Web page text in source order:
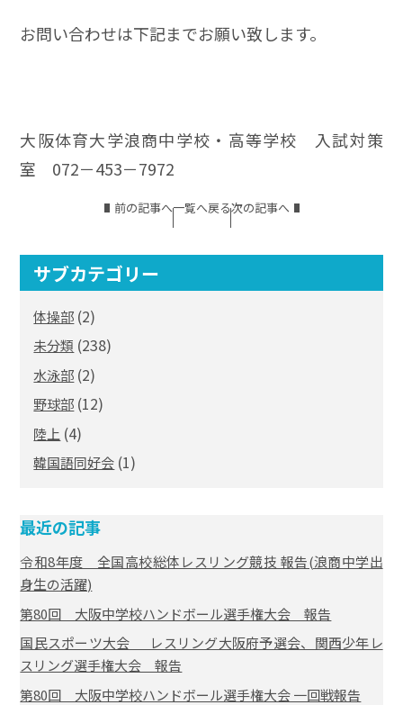
お問い合わせは下記までお願い致します。
大阪体育大学浪商中学校・高等学校 入試対策
室 072－453－7972
前の記事へ一覧へ戻る次の記事へ
サブカテゴリー
体操部 (2)
未分類 (238)
水泳部 (2)
野球部 (12)
陸上 (4)
韓国語同好会 (1)
最近の記事
令和8年度 全国高校総体レスリング競技 報告(浪商中学出
身生の活躍)
第80回 大阪中学校ハンドボール選手権大会 報告
国民スポーツ大会 レスリング大阪府予選会、関西少年レ
スリング選手権大会 報告
第80回 大阪中学校ハンドボール選手権大会 一回戦報告